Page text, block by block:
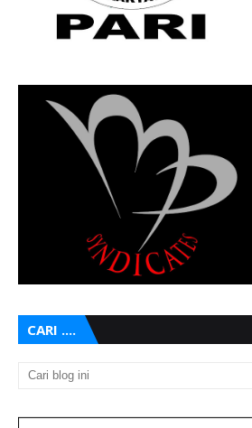
CARI ....